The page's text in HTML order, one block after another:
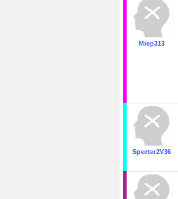
Miep313
Specter2V36